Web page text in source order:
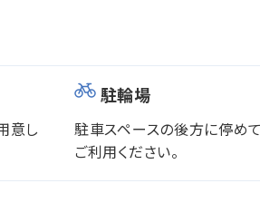
意し
駐輪場
駐車スペースの後方に停め
ご利用ください。